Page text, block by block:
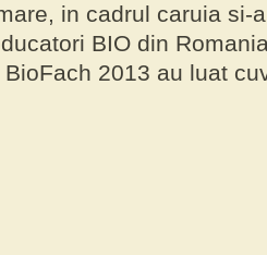
in cadrul caruia si-
BIO din
2013 au luat